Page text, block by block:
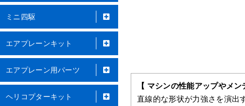
ミニ四駆
エアプレーンキット
エアプレーン用パーツ
ヘリコプターキット
【 マシンの性能アップやメ
直線的な形状が力強さを演出